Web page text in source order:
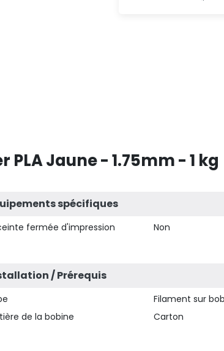
Jaune - 1.75mm - 1 kg
spécifiques
fermée d'impression Non
/ Prérequis
Filament sur
de la bobine
Carton